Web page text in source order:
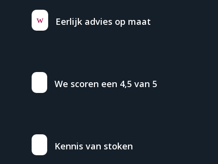
w Eerlijk advies op maat
We scoren een 4,5 van 5
Kennis van stoken